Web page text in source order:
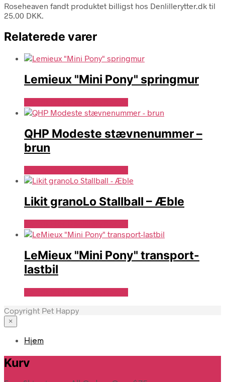
Roseheaven fandt produktet billigst hos Denlillerytter.dk til
25.00 DKK.
Relaterede varer
Lemieux "Mini Pony" springmur
QHP Modeste stævnenummer –
brun
Likit granoLo Stallball – Æble
LeMieux "Mini Pony" transport-
lastbil
Copyright Pet Happy
×
Hjem
Kurv